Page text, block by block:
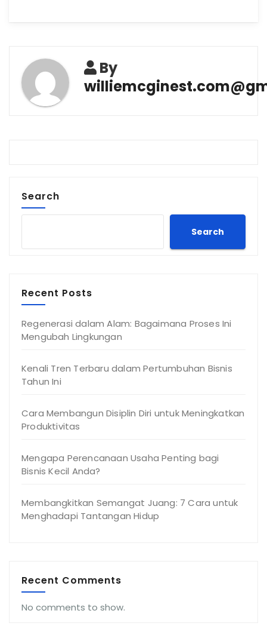
By
Search
Search
Recent Posts
Regenerasi dalam Alam: Bagaimana Proses Ini
Mengubah Lingkungan
Kenali Tren Terbaru dalam Pertumbuhan Bisnis
Tahun Ini
Cara Membangun Disiplin Diri untuk Meningkatkan
Produktivitas
Mengapa Perencanaan Usaha Penting bagi
Bisnis Kecil Anda?
Membangkitkan Semangat Juang: 7 Cara untuk
Menghadapi Tantangan Hidup
Recent Comments
No comments to show.